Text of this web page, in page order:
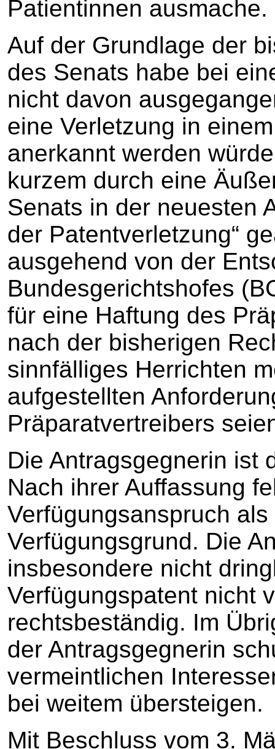
Patientinnen ausmache.
Auf der Grundlage der
des Senats habe bei
nicht davon
eine Verletzung in
anerkannt werden
kurzem durch eine
Senats in der neuesten
der Patentverletzung“
ausgehend von der
Bundesgerichtshofes
für eine Haftung des
nach der bisherigen
sinnfälliges Herrichten
aufgestellten
Präparatvertreibers
Die Antragsgegnerin ist
Nach ihrer Auffassung
Verfügungsanspruch
Verfügungsgrund. Die
insbesondere nicht
Verfügungspatent nicht
rechtsbeständig. Im
der Antragsgegnerin
vermeintlichen
bei weitem übersteigen.
Mit Beschluss vom 3.